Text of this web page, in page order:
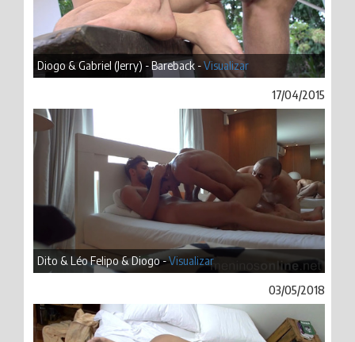
Diogo & Gabriel (Jerry) - Bareback -Visualizar
17/04/2015
Dito & Léo Felipo & Diogo -Visualizar
03/05/2018